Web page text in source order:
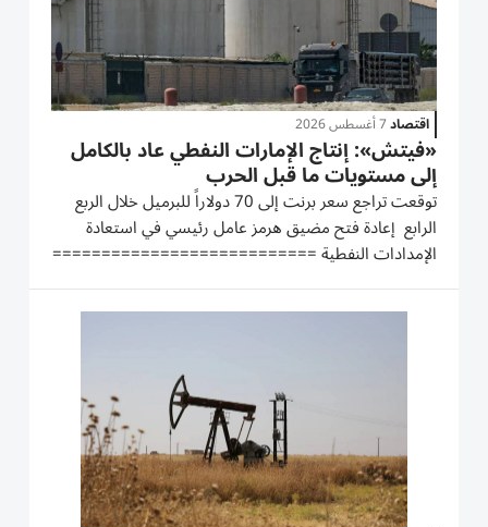
اقتصاد7 أغسطس 2026
«فيتش»: إنتاج الإمارات النفطي عاد بالكامل
إلى مستويات ما قبل الحرب
توقعت تراجع سعر برنت إلى 70 دولاراً للبرميل خلال الربع
الرابع إعادة فتح مضيق هرمز عامل رئيسي في استعادة
الإمدادات النفطية ===========================
أكدت وكالة «فيتش» أن إنتاج النفط في دولة الإمارات عاد
بالكامل إلى مستويات ما قبل الحرب، في وقت تتوقع فيه